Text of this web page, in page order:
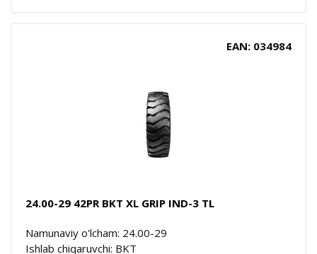
EAN: 034984
24.00-29 42PR BKT XL GRIP IND-3 TL
Namunaviy o'lcham: 24.00-29
Ishlab chiqaruvchi: BKT